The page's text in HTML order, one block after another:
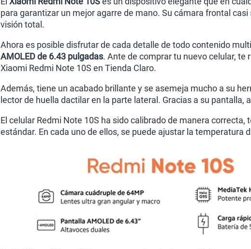
para garantizar un mejor agarre de mano. Su cámara frontal
visión total.
Ahora es posible disfrutar de cada detalle de todo contenido
AMOLED de 6.43 pulgadas. Ante de comprar tu nuevo celular, te
Xiaomi Redmi Note 10S en Tienda Claro.
Además, tiene un acabado brillante y se asemeja mucho a su
lector de huella dactilar en la parte lateral. Gracias a su
El celular Redmi Note 10S ha sido calibrado de manera
estándar. En cada uno de ellos, se puede ajustar la temperatura